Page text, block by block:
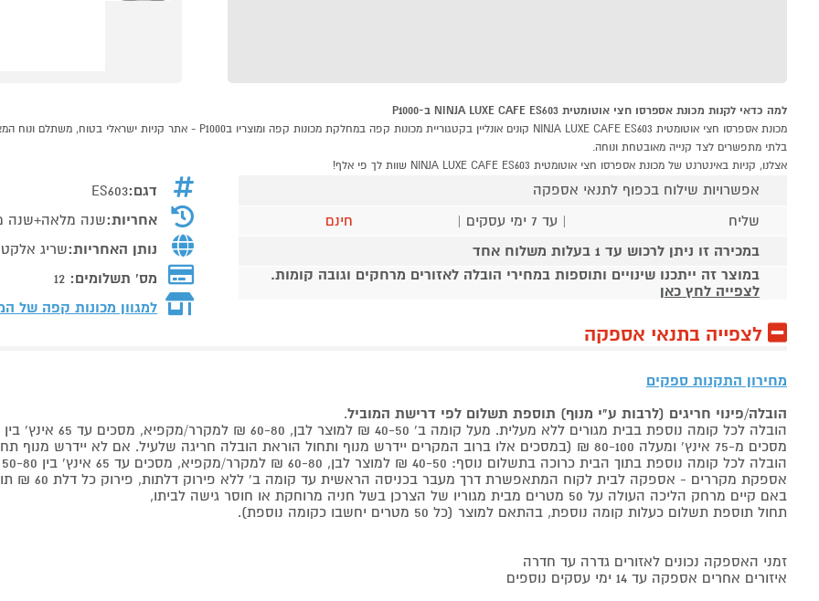
למה כדאי לקנות מכונת אספרסו חצי אוטומטית NINJA LUXE CAFE ES603 ב-P1000
בלתי מתפשרים לצד קנייה מאובטחת ונוחה.
אצלנו, קניות באינטרנט של מכונת אספרסו חצי אוטומטית NINJA LUXE CAFE ES603 שוות לך פי אלף!
אפשרויות שילוח בכפוף לתנאי אספקה
שליח
| עד 7 ימי עסקים |
חינם
במכירה זו ניתן לרכוש עד 1 בעלות משלוח אחד
במוצר זה ייתכנו שינויים ותוספות במחירי הובלה לאזורים מרחקים וגובה קומות.
לצפייה לחץ כאן
דגם:ES603
אחריות:שנה מלאה+שנה
נותן האחריות:שריג
מס' תשלומים: 12
למגוון מכונות קפה של
לצפייה בתנאי אספקה
מחירון התקנות ספקים
הובלה/פינוי חריגים (לרבות ע"י מנוף) תוספת תשלום לפי דרישת המוביל.
הובלה לכל קומה נוספת בבית מגורים ללא מעלית. מעל קומה ב' 40-50 ₪ למוצר לבן, 60-80 ₪ למקרר/מקפיא, מסכים עד 65 אינץ' בין 50-80 ₪
מסכים מ-75 אינץ' ומעלה 80-100 ₪ (במסכים אלו ברוב המקרים יידרש מנוף ותחול הוראת הובלה חריגה שלעיל. אם לא יידרש מנוף תחול תוספת הקומות כבר מהקומה הראשונה)
הובלה לכל קומה נוספת בתוך הבית כרוכה בתשלום נוסף: 40-50 ₪ למוצר לבן, 60-80 ₪ למקרר/מקפיא, מסכים עד 65 אינץ' בין 50-80 ₪, מסכים מ-75 אינץ' ומעלה 80-100 ₪.
אספקת מקררים - אספקה לבית לקוח המתאפשרת דרך מעבר בכניסה הראשית עד קומה ב' ללא פירוק דלתות, פירוק כל דלת 60 ₪ תוספת למוביל בבית.
באם קיים מרחק הליכה העולה על 50 מטרים מבית מגוריו של הצרכן בשל חניה מרוחקת או חוסר גישה לביתו,
תחול תוספת תשלום כעלות קומה נוספת, בהתאם למוצר (כל 50 מטרים יחשבו כקומה נוספת).
זמני האספקה נכונים לאזורים גדרה עד חדרה
איזורים אחרים אספקה עד 14 ימי עסקים נוספים